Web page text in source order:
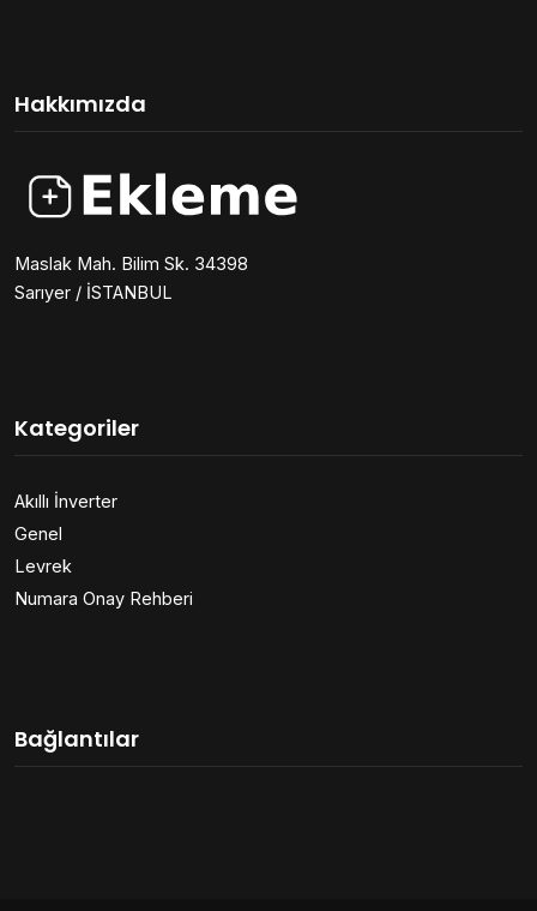
Hakkımızda
Maslak Mah. Bilim Sk. 34398
Sarıyer / İSTANBUL
Kategoriler
Akıllı İnverter
Genel
Levrek
Numara Onay Rehberi
Bağlantılar